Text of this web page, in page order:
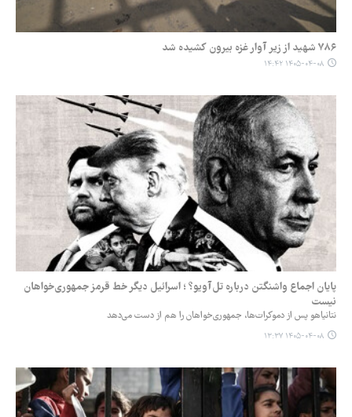
۷۸۶ شهید از زیر آوار غزه بیرون کشیده شد
۱۴۰۵-۰۴-۰۸ ۱۴:۴۲
پایان اجماع واشنگتن درباره تل‌آویو؟ ؛ اسرائیل دیگر خط قرمز جمهوری‌خواهان
نیست
نتانیاهو پس از دموکرات‌ها، جمهوری‌خواهان را هم از دست می‌دهد
۱۴۰۵-۰۴-۰۸ ۱۳:۳۷